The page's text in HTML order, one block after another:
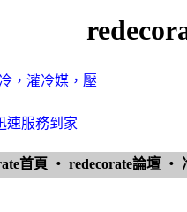
，灌冷媒，壓
速服務到家
首頁 ‧ redecorate論壇 ‧